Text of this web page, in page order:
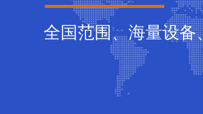
全国范围、海量设